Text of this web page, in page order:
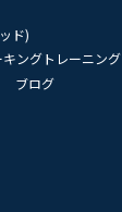
ド)
キングトレーニング
ブログ